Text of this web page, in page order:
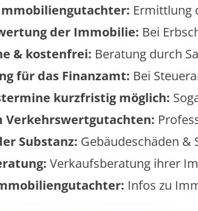
Ermittlung
der Immobilie: Bei
& kostenfrei: Beratung durch
für das Finanzamt: Bei
kurzfristig möglich:
Verkehrswertgutachten:
Substanz: Gebäudeschäden &
Verkaufsberatung ihrer
Infos zu